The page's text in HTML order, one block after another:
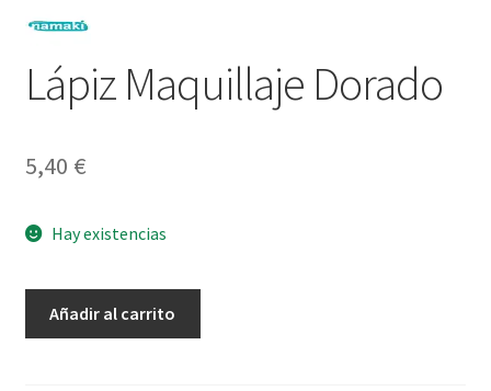
Lápiz Maquillaje Dorado
5,40 €
Hay existencias
Añadir al carrito